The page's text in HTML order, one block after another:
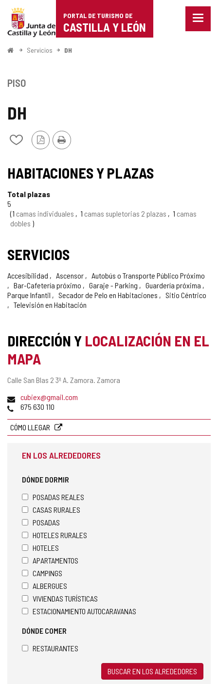
Portal
de
Turismo
Castilla
León
PORTAL DE TURISMO DE
CASTILLA Y LEÓN
Menu
InicioServicios DH
DH
Añadir/quitar
cuadernos
Versión
PDF
Imprimir
TIPO
PISO
HABITACIONES Y PLAZAS
Total plazas
5
1 camas individuales 1 camas supletorias 2 plazas 1 camas
dobles
SERVICIOS
Accesibilidad Ascensor
Autobús o Transporte Público Próximo
Bar-Cafetería próximo
Garaje - Parking
Guardería próxima
Parque Infantil
Secador de Pelo en Habitaciones
Sitio Céntrico
Televisión en Habitación
DIRECCIÓN Y LOCALIZACIÓN EN EL
MAPA
Dirección
Calle San Blas 2 3º A. Zamora. Zamora
Dirección
de
electrónico
cubiex@gmail.com
Teléfonos
675 630 110
CÓMO LLEGAR
EN LOS ALREDEDORES
DÓNDE DORMIR
POSADAS REALES
CASAS RURALES
POSADAS
HOTELES RURALES
HOTELES
APARTAMENTOS
CAMPINGS
ALBERGUES
VIVIENDAS TURÍSTICAS
ESTACIONAMIENTO AUTOCARAVANAS
DÓNDE COMER
RESTAURANTES
BUSCAR EN LOS ALREDEDORES